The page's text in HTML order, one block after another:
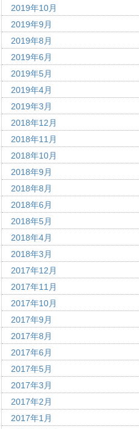
2019年10月
2019年9月
2019年8月
2019年6月
2019年5月
2019年4月
2019年3月
2018年12月
2018年11月
2018年10月
2018年9月
2018年8月
2018年6月
2018年5月
2018年4月
2018年3月
2017年12月
2017年11月
2017年10月
2017年9月
2017年8月
2017年6月
2017年5月
2017年3月
2017年2月
2017年1月